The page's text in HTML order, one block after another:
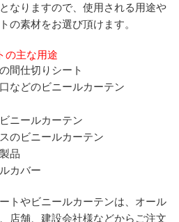
なりますので、使用される用途や
の素材をお選び頂けます。
の主な用途
間仕切りシート
などのビニールカーテン
ニールカーテン
のビニールカーテン
品
カバー
トやビニールカーテンは、オール
店舗、建設会社様などからご注文